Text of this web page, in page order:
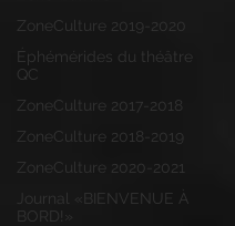
ZoneCulture 2019-2020
Éphémérides du théâtre
QC
ZoneCulture 2017-2018
ZoneCulture 2018-2019
ZoneCulture 2020-2021
Journal «BIENVENUE À
BORD!»